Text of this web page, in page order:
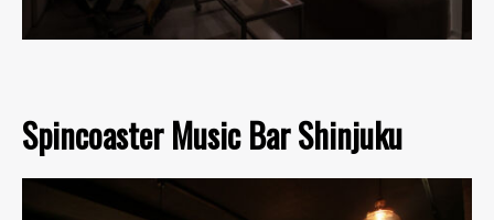
Spincoaster Music Bar Shinjuku